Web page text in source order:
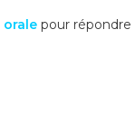
orale pour répondre